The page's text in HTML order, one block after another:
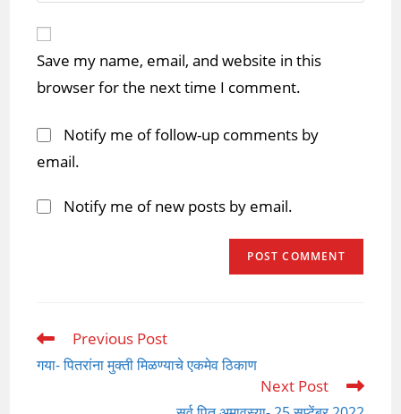
comment
URL
(optional)
Save my name, email, and website in this
browser for the next time I comment.
Notify me of follow-up comments by
email.
Notify me of new posts by email.
Read
more
Previous Post
गया- पितरांना मुक्ती मिळण्याचे एकमेव ठिकाण
Next Post